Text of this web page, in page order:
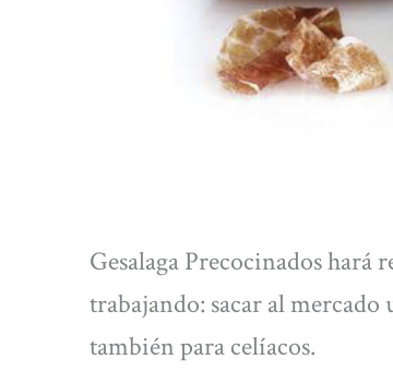
Gesalaga Precocinados
trabajando: sacar al
también para celíacos.